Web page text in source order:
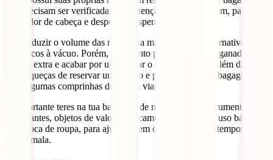
que precisam ser verificadas com atenção antes da viagem, para
evitar dor de cabeça e despesas inesperadas!
Para reduzir o volume das roupas na mala, uma boa alternativa é
usar sacos à vácuo. Porém, fica atento para não seres enganado pelo
espaço extra e acabar por ultrapassar o limite de peso. Além disso,
não esqueças de reservar um espaço e peso livre na tua bagagem
para algumas comprinhas durante a viagem!
É importante teres na tua bagagem de mão todos os documentos
importantes, objetos de valor, medicamentos, itens para uso básico e
uma troca de roupa, para ajudar-te em caso de extravio temporário
da tua mala.